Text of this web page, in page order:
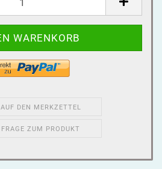
AUF DEN MERKZETTEL
FRAGE ZUM PRODUKT